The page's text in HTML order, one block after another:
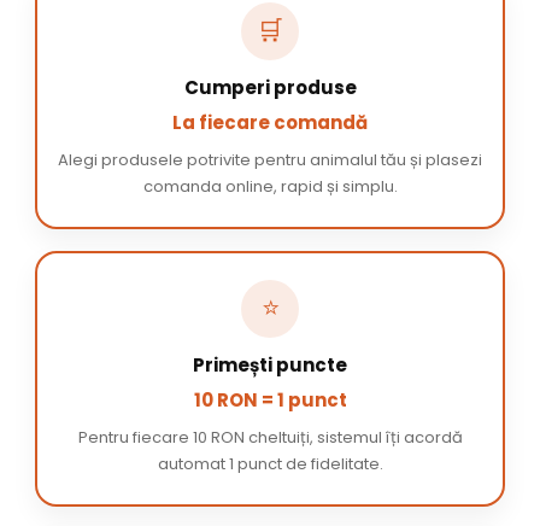
🛒
Cumperi produse
La fiecare comandă
Alegi produsele potrivite pentru animalul tău și plasezi
comanda online, rapid și simplu.
⭐
Primești puncte
10 RON = 1 punct
Pentru fiecare 10 RON cheltuiți, sistemul îți acordă
automat 1 punct de fidelitate.